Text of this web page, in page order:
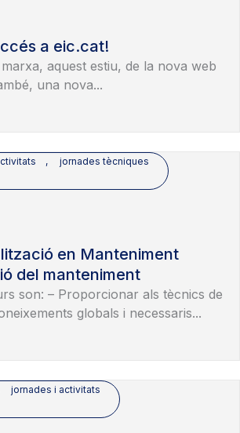
a eic.cat!
aquest estiu, de la nova web
una nova...
, jornades tècniques
en Manteniment
del manteniment
son: – Proporcionar als tècnics de
globals i necessaris...
jornades i activitats